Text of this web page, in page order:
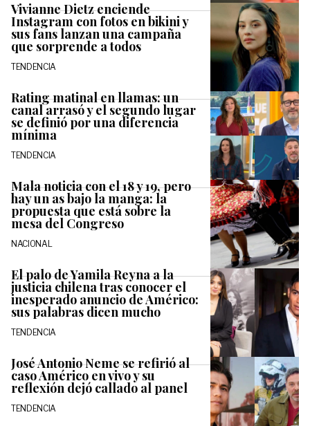
Vivianne Dietz enciende
Instagram con fotos en bikini y
sus fans lanzan una campaña
que sorprende a todos
TENDENCIA
Rating matinal en llamas: un
canal arrasó y el segundo lugar
se definió por una diferencia
mínima
TENDENCIA
Mala noticia con el 18 y 19, pero
hay un as bajo la manga: la
propuesta que está sobre la
mesa del Congreso
NACIONAL
El palo de Yamila Reyna a la
justicia chilena tras conocer el
inesperado anuncio de Américo:
sus palabras dicen mucho
TENDENCIA
José Antonio Neme se refirió al
caso Américo en vivo y su
reflexión dejó callado al panel
TENDENCIA